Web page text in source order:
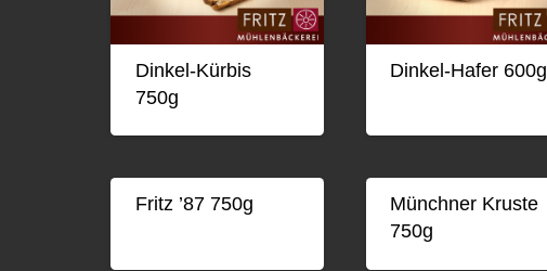
Dinkel-Kürbis
750g
Dinkel-Hafer 600g
Fritz ’87 750g
Münchner Kruste
750g